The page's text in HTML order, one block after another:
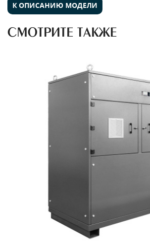
К ОПИСАНИЮ МОДЕЛИ
СМОТРИТЕ ТАКЖЕ